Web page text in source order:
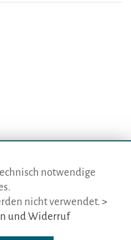
Gustav-Adolf-Str. 33 · D-90439
notwendige
nicht verwendet. >
und Widerruf